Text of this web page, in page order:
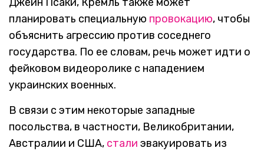
планировать специальную провокацию, чтобы
объяснить агрессию против соседнего
государства. По ее словам, речь может идти о
фейковом видеоролике с нападением
украинских военных.
В связи с этим некоторые западные
посольства, в частности, Великобритании,
Австралии и США, стали эвакуировать из